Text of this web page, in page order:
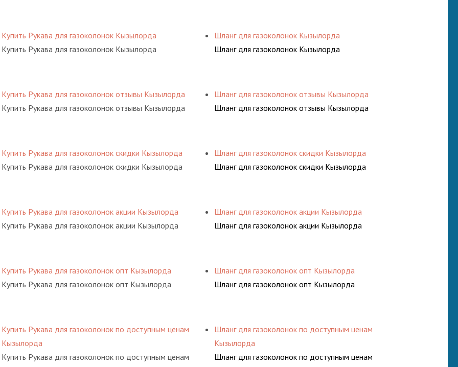
Купить Рукава для газоколонок Кызылорда
Купить Рукава для газоколонок Кызылорда
Купить Рукава для газоколонок отзывы Кызылорда
Купить Рукава для газоколонок отзывы Кызылорда
Купить Рукава для газоколонок скидки Кызылорда
Купить Рукава для газоколонок скидки Кызылорда
Купить Рукава для газоколонок акции Кызылорда
Купить Рукава для газоколонок акции Кызылорда
Купить Рукава для газоколонок опт Кызылорда
Купить Рукава для газоколонок опт Кызылорда
Купить Рукава для газоколонок по доступным ценам
Кызылорда
Купить Рукава для газоколонок по доступным ценам
Шланг для газоколонок Кызылорда
Шланг для газоколонок Кызылорда
Шланг для газоколонок отзывы Кызылорда
Шланг для газоколонок отзывы Кызылорда
Шланг для газоколонок скидки Кызылорда
Шланг для газоколонок скидки Кызылорда
Шланг для газоколонок акции Кызылорда
Шланг для газоколонок акции Кызылорда
Шланг для газоколонок опт Кызылорда
Шланг для газоколонок опт Кызылорда
Шланг для газоколонок по доступным ценам
Кызылорда
Шланг для газоколонок по доступным ценам